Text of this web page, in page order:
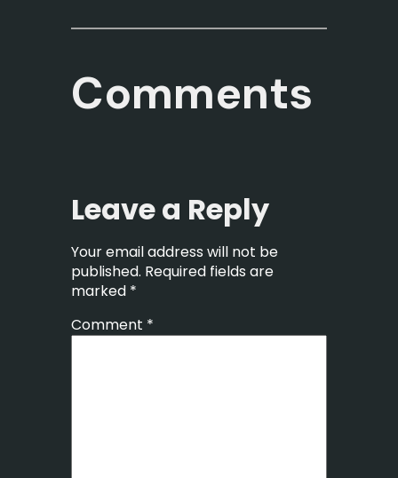
Comments
Leave a Reply
Your email address will not be
published. Required fields are
marked *
Comment *